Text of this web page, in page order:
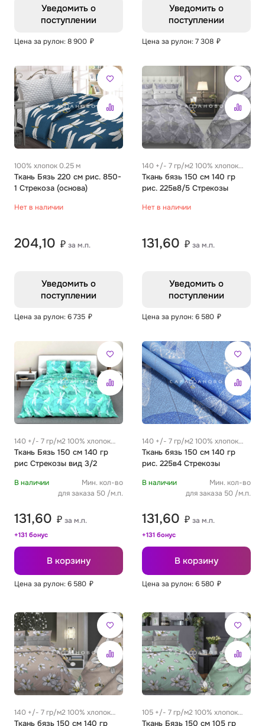
Уведомить о
поступлении
Цена за рулон: 8 900 ₽
Уведомить о
поступлении
Цена за рулон: 7 308 ₽
100% хлопок 0.25 м
Ткань Бязь 220 см рис. 850-
1 Стрекоза (основа)
Нет в наличии
204,10 ₽ за м.п.
Уведомить о
поступлении
Цена за рулон: 6 735 ₽
140 +/- 7 гр/м2 100% хлопок
0.28 м
Ткань бязь 150 см 140 гр
рис. 225в8/5 Стрекозы
Нет в наличии
131,60 ₽ за м.п.
Уведомить о
поступлении
Цена за рулон: 6 580 ₽
140 +/- 7 гр/м2 100% хлопок
0.28 м
Ткань Бязь 150 см 140 гр
рис Стрекозы вид 3/2
В наличии
Мин. кол-во
для заказа 50 /м.п.
131,60 ₽ за м.п.
+131 бонус
В корзину
Цена за рулон: 6 580 ₽
140 +/- 7 гр/м2 100% хлопок
0.28 м
Ткань бязь 150 см 140 гр
рис. 225в4 Стрекозы
В наличии
Мин. кол-во
для заказа 50 /м.п.
131,60 ₽ за м.п.
+131 бонус
В корзину
Цена за рулон: 6 580 ₽
140 +/- 7 гр/м2 100% хлопок
0.28 м
Ткань бязь 150 см 140 гр
105 +/- 7 гр/м2 100% хлопок
0.26 м
Ткань Бязь 150 см 105 гр